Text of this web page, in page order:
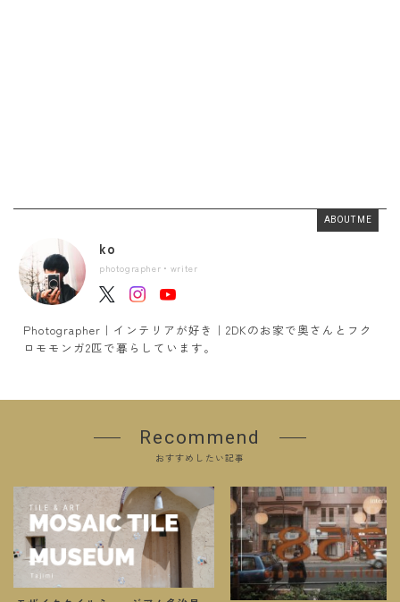
ABOUT ME
ko
photographer・writer
Photographer｜インテリアが好き｜2DKのお家で奥さんとフク
ロモモンガ2匹で暮らしています。
Recommend
おすすめしたい記事